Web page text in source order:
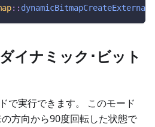
:: dynamicBitmapCreateExternal
イナミック･ビット
で実行できます。 このモード
方向から90度回転した状態で